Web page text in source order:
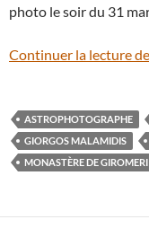
photo le soir du 31
Continuer la lecture de
ASTROPHOTOGRAPHE
GIORGOS MALAMIDIS
MONASTÈRE DE GIROMERI